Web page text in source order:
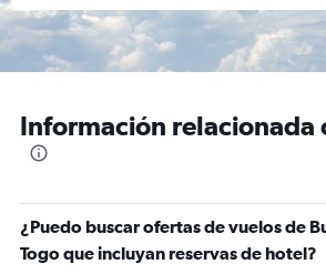
Información relacionada
¿Puedo buscar ofertas de vuelos de
Togo que incluyan reservas de hotel?